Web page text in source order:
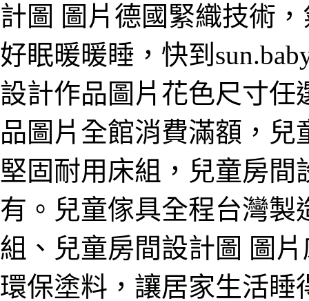
計圖 圖片德國緊織技術
好眠暖暖睡，快到
設計作品圖片花色尺寸任
品圖片全館消費滿額，
堅固耐用床組，兒童房
有。兒童傢具全程台灣製
組、兒童房間設計圖 圖
環保塗料，讓居家生活睡